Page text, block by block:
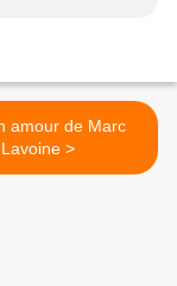
amour de Marc
Lavoine >